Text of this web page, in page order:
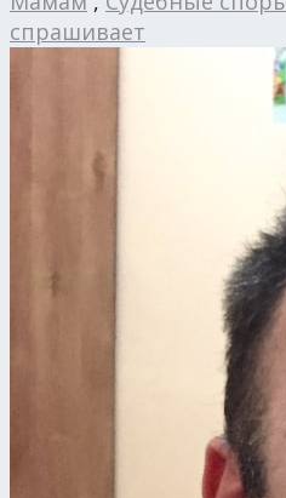
спрашивает